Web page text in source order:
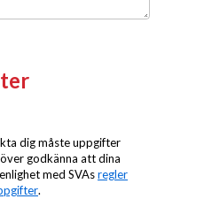
dig måste uppgifter
godkänna att dina
med SVAsregler
.